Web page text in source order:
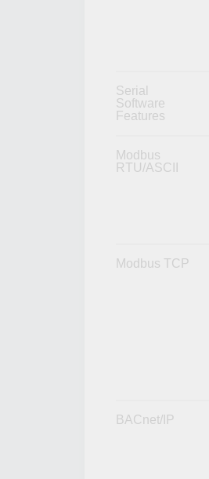
Serial
Software
Features
Modbus
RTU/ASCII
Modbus TCP
BACnet/IP